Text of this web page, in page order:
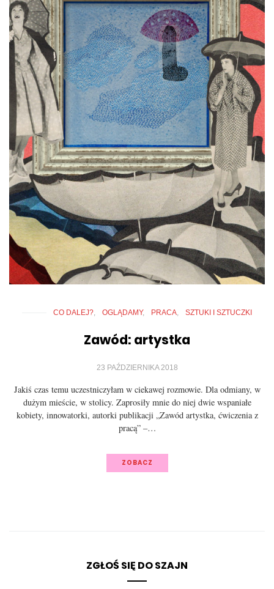
CO DALEJ? OGLĄDAMY PRACA SZTUKI I SZTUCZKI
Zawód: artystka
23 PAŹDZIERNIKA 2018
Jakiś czas temu uczestniczyłam w ciekawej rozmowie. Dla odmiany, w
dużym mieście, w stolicy. Zaprosiły mnie do niej dwie wspaniałe
kobiety, innowatorki, autorki publikacji „Zawód artystka, ćwiczenia z
pracą” –…
ZOBACZ
ZGŁOŚ SIĘ DO SZAJN